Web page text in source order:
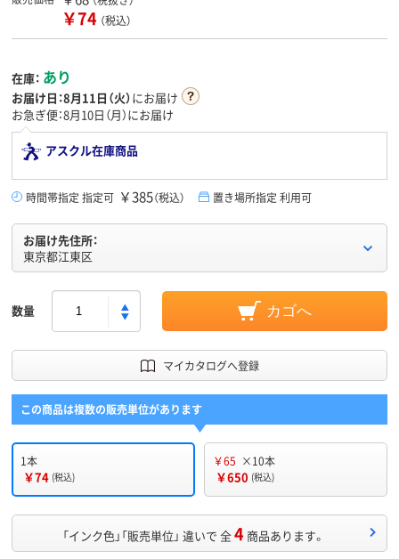
￥74 （税込）
在庫： あり
お届け日：8月11日（火）にお届け
お急ぎ便：8月10日（月）にお届け
アスクル在庫商品
時間帯指定 指定可 ￥385（税込） 置き場所指定 利用可
お届け先住所：
東京都江東区
数量 カゴへ
マイカタログへ登録
この商品は複数の販売単位があります
1本
￥74 (税込)
￥65 ×10本
￥650 (税込)
「インク色」「販売単位」 違いで 全4 商品あります。